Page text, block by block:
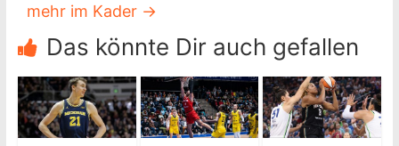
mehr im Kader →
Das könnte Dir auch gefallen